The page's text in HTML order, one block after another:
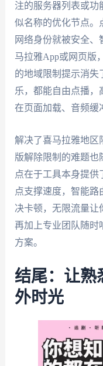
注的服务器列表或功
似名称的优化节点。
网络身份就被安全、
马拉雅App或网页版
的地域限制提示消失
乐，都能自由点播，
在页面加载、音频缓
解决了喜马拉雅地区
版解除限制的难题也
点在于工具本身提供
点支撑速度，智能
决卡顿，无限流量让
再加上专业团队随时
方案。
结尾：让熟
外时光